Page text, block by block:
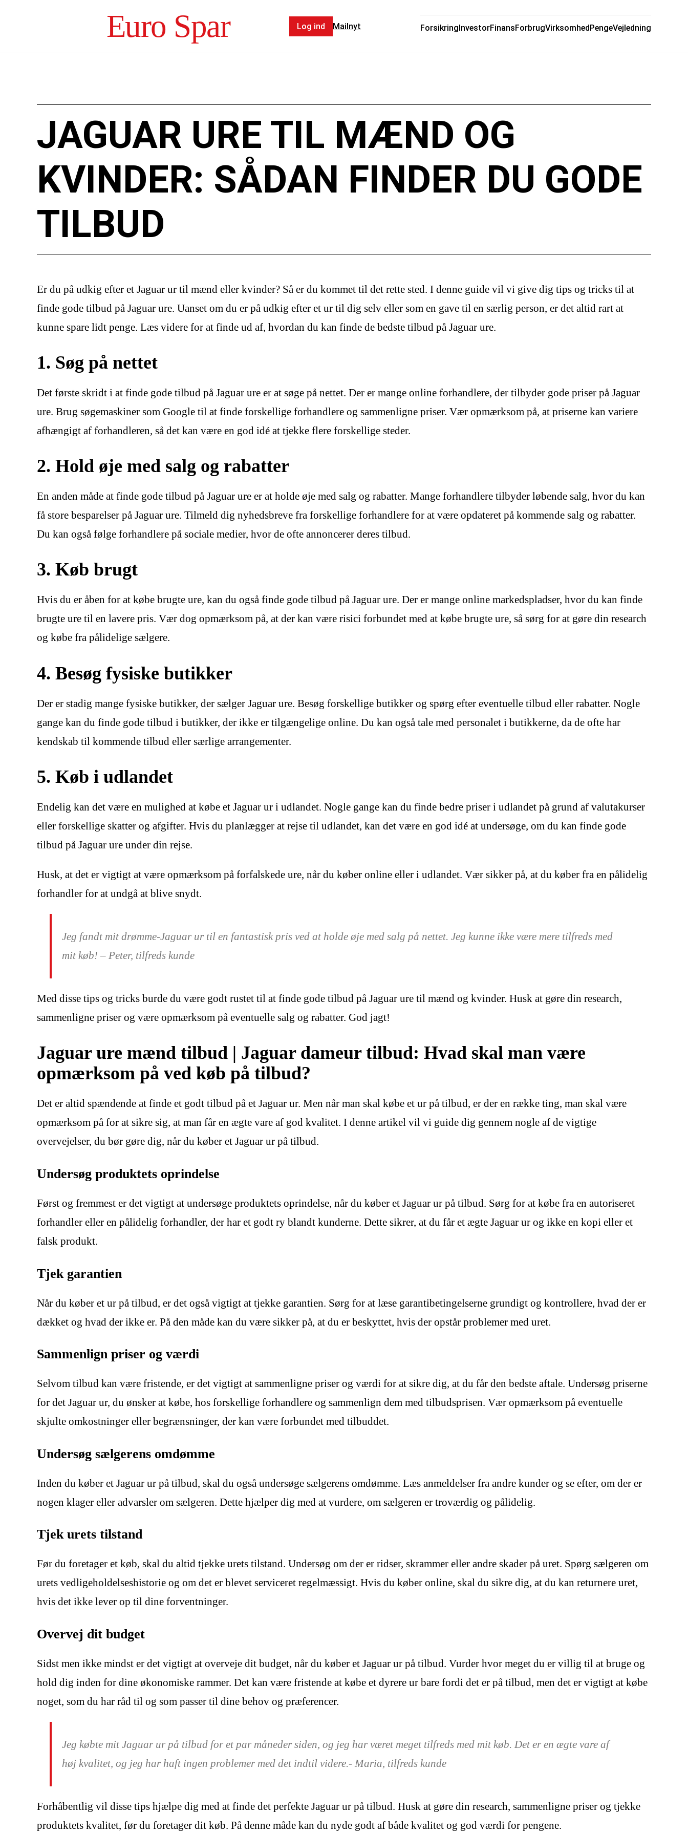
Euro Spar ForsikringInvestorFinansForbrugVirksomhedPengeVejledning
Log ind Mailnyt
JAGUAR URE TIL MÆND OG
KVINDER: SÅDAN FINDER DU GODE
TILBUD
Er du på udkig efter et Jaguar ur til mænd eller kvinder? Så er du kommet til det rette sted. I denne guide vil vi give dig tips og tricks til at
finde gode tilbud på Jaguar ure. Uanset om du er på udkig efter et ur til dig selv eller som en gave til en særlig person, er det altid rart at
kunne spare lidt penge. Læs videre for at finde ud af, hvordan du kan finde de bedste tilbud på Jaguar ure.
1. Søg på nettet
Det første skridt i at finde gode tilbud på Jaguar ure er at søge på nettet. Der er mange online forhandlere, der tilbyder gode priser på Jaguar
ure. Brug søgemaskiner som Google til at finde forskellige forhandlere og sammenligne priser. Vær opmærksom på, at priserne kan variere
afhængigt af forhandleren, så det kan være en god idé at tjekke flere forskellige steder.
2. Hold øje med salg og rabatter
En anden måde at finde gode tilbud på Jaguar ure er at holde øje med salg og rabatter. Mange forhandlere tilbyder løbende salg, hvor du kan
få store besparelser på Jaguar ure. Tilmeld dig nyhedsbreve fra forskellige forhandlere for at være opdateret på kommende salg og rabatter.
Du kan også følge forhandlere på sociale medier, hvor de ofte annoncerer deres tilbud.
3. Køb brugt
Hvis du er åben for at købe brugte ure, kan du også finde gode tilbud på Jaguar ure. Der er mange online markedspladser, hvor du kan finde
brugte ure til en lavere pris. Vær dog opmærksom på, at der kan være risici forbundet med at købe brugte ure, så sørg for at gøre din research
og købe fra pålidelige sælgere.
4. Besøg fysiske butikker
Der er stadig mange fysiske butikker, der sælger Jaguar ure. Besøg forskellige butikker og spørg efter eventuelle tilbud eller rabatter. Nogle
gange kan du finde gode tilbud i butikker, der ikke er tilgængelige online. Du kan også tale med personalet i butikkerne, da de ofte har
kendskab til kommende tilbud eller særlige arrangementer.
5. Køb i udlandet
Endelig kan det være en mulighed at købe et Jaguar ur i udlandet. Nogle gange kan du finde bedre priser i udlandet på grund af valutakurser
eller forskellige skatter og afgifter. Hvis du planlægger at rejse til udlandet, kan det være en god idé at undersøge, om du kan finde gode
tilbud på Jaguar ure under din rejse.
Husk, at det er vigtigt at være opmærksom på forfalskede ure, når du køber online eller i udlandet. Vær sikker på, at du køber fra en pålidelig
forhandler for at undgå at blive snydt.
Jeg fandt mit drømme-Jaguar ur til en fantastisk pris ved at holde øje med salg på nettet. Jeg kunne ikke være mere tilfreds med
mit køb! – Peter, tilfreds kunde
Med disse tips og tricks burde du være godt rustet til at finde gode tilbud på Jaguar ure til mænd og kvinder. Husk at gøre din research,
sammenligne priser og være opmærksom på eventuelle salg og rabatter. God jagt!
Jaguar ure mænd tilbud | Jaguar dameur tilbud: Hvad skal man være
opmærksom på ved køb på tilbud?
Det er altid spændende at finde et godt tilbud på et Jaguar ur. Men når man skal købe et ur på tilbud, er der en række ting, man skal være
opmærksom på for at sikre sig, at man får en ægte vare af god kvalitet. I denne artikel vil vi guide dig gennem nogle af de vigtige
overvejelser, du bør gøre dig, når du køber et Jaguar ur på tilbud.
Undersøg produktets oprindelse
Først og fremmest er det vigtigt at undersøge produktets oprindelse, når du køber et Jaguar ur på tilbud. Sørg for at købe fra en autoriseret
forhandler eller en pålidelig forhandler, der har et godt ry blandt kunderne. Dette sikrer, at du får et ægte Jaguar ur og ikke en kopi eller et
falsk produkt.
Tjek garantien
Når du køber et ur på tilbud, er det også vigtigt at tjekke garantien. Sørg for at læse garantibetingelserne grundigt og kontrollere, hvad der er
dækket og hvad der ikke er. På den måde kan du være sikker på, at du er beskyttet, hvis der opstår problemer med uret.
Sammenlign priser og værdi
Selvom tilbud kan være fristende, er det vigtigt at sammenligne priser og værdi for at sikre dig, at du får den bedste aftale. Undersøg priserne
for det Jaguar ur, du ønsker at købe, hos forskellige forhandlere og sammenlign dem med tilbudsprisen. Vær opmærksom på eventuelle
skjulte omkostninger eller begrænsninger, der kan være forbundet med tilbuddet.
Undersøg sælgerens omdømme
Inden du køber et Jaguar ur på tilbud, skal du også undersøge sælgerens omdømme. Læs anmeldelser fra andre kunder og se efter, om der er
nogen klager eller advarsler om sælgeren. Dette hjælper dig med at vurdere, om sælgeren er troværdig og pålidelig.
Tjek urets tilstand
Før du foretager et køb, skal du altid tjekke urets tilstand. Undersøg om der er ridser, skrammer eller andre skader på uret. Spørg sælgeren om
urets vedligeholdelseshistorie og om det er blevet serviceret regelmæssigt. Hvis du køber online, skal du sikre dig, at du kan returnere uret,
hvis det ikke lever op til dine forventninger.
Overvej dit budget
Sidst men ikke mindst er det vigtigt at overveje dit budget, når du køber et Jaguar ur på tilbud. Vurder hvor meget du er villig til at bruge og
hold dig inden for dine økonomiske rammer. Det kan være fristende at købe et dyrere ur bare fordi det er på tilbud, men det er vigtigt at købe
noget, som du har råd til og som passer til dine behov og præferencer.
Jeg købte mit Jaguar ur på tilbud for et par måneder siden, og jeg har været meget tilfreds med mit køb. Det er en ægte vare af
høj kvalitet, og jeg har haft ingen problemer med det indtil videre.- Maria, tilfreds kunde
Forhåbentlig vil disse tips hjælpe dig med at finde det perfekte Jaguar ur på tilbud. Husk at gøre din research, sammenligne priser og tjekke
produktets kvalitet, før du foretager dit køb. På denne måde kan du nyde godt af både kvalitet og god værdi for pengene.